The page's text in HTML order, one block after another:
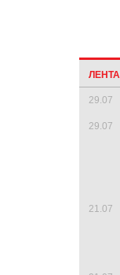
29.07
29.07
21.07